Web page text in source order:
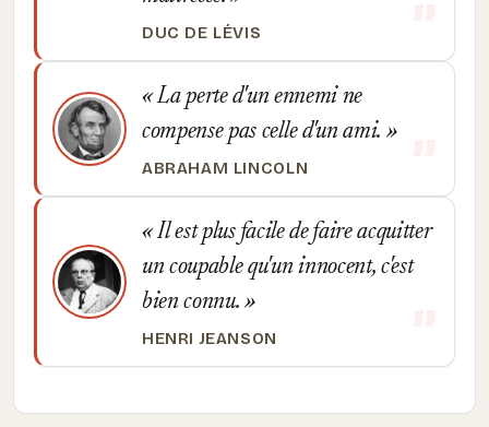
DUC DE LÉVIS
La perte d'un ennemi ne
compense pas celle d'un ami.
ABRAHAM LINCOLN
Il est plus facile de faire acquitter
un coupable qu'un innocent, c'est
bien connu.
HENRI JEANSON